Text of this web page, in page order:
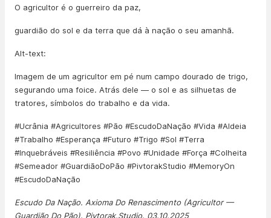
O agricultor é o guerreiro da paz,
guardião do sol e da terra que dá à nação o seu amanhã.
Alt-text:
Imagem de um agricultor em pé num campo dourado de trigo,
segurando uma foice. Atrás dele — o sol e as silhuetas de
tratores, símbolos do trabalho e da vida.
#Ucrânia #Agricultores #Pão #EscudoDaNação #Vida #Aldeia
#Trabalho #Esperança #Futuro #Trigo #Sol #Terra
#Inquebráveis #Resiliência #Povo #Unidade #Força #Colheita
#Semeador #GuardiãoDoPão #PivtorakStudio #MemoryOn
#EscudoDaNação
Escudo Da Nação. Axioma Do Renascimento (Agricultor —
Guardião Do Pão). Pivtorak.Studio. 03.10.2025